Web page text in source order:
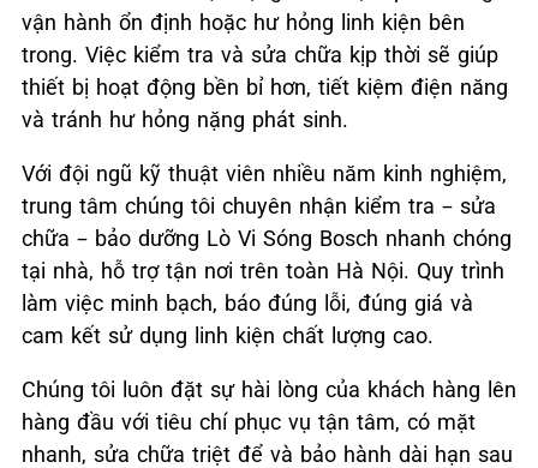
vận hành ổn định hoặc hư hỏng linh kiện bên
trong. Việc kiểm tra và sửa chữa kịp thời sẽ giúp
thiết bị hoạt động bền bỉ hơn, tiết kiệm điện năng
và tránh hư hỏng nặng phát sinh.
Với đội ngũ kỹ thuật viên nhiều năm kinh nghiệm,
trung tâm chúng tôi chuyên nhận kiểm tra – sửa
chữa – bảo dưỡng Lò Vi Sóng Bosch nhanh chóng
tại nhà, hỗ trợ tận nơi trên toàn Hà Nội. Quy trình
làm việc minh bạch, báo đúng lỗi, đúng giá và
cam kết sử dụng linh kiện chất lượng cao.
Chúng tôi luôn đặt sự hài lòng của khách hàng lên
hàng đầu với tiêu chí phục vụ tận tâm, có mặt
nhanh, sửa chữa triệt để và bảo hành dài hạn sau